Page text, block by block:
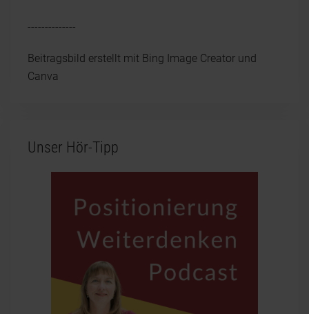
--------------
Beitragsbild erstellt mit Bing Image Creator und
Canva
Unser Hör-Tipp